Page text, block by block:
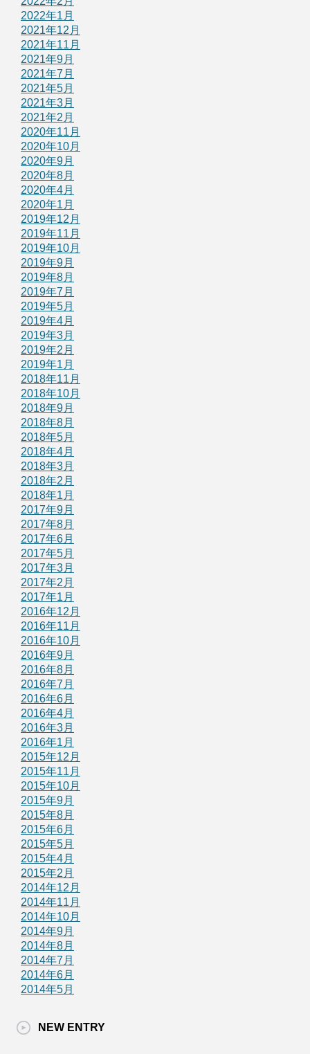
2022年1月
2021年12月
2021年11月
2021年9月
2021年7月
2021年5月
2021年3月
2021年2月
2020年11月
2020年10月
2020年9月
2020年8月
2020年4月
2020年1月
2019年12月
2019年11月
2019年10月
2019年9月
2019年8月
2019年7月
2019年5月
2019年4月
2019年3月
2019年2月
2019年1月
2018年11月
2018年10月
2018年9月
2018年8月
2018年5月
2018年4月
2018年3月
2018年2月
2018年1月
2017年9月
2017年8月
2017年6月
2017年5月
2017年3月
2017年2月
2017年1月
2016年12月
2016年11月
2016年10月
2016年9月
2016年8月
2016年7月
2016年6月
2016年4月
2016年3月
2016年1月
2015年12月
2015年11月
2015年10月
2015年9月
2015年8月
2015年6月
2015年5月
2015年4月
2015年2月
2014年12月
2014年11月
2014年10月
2014年9月
2014年8月
2014年7月
2014年6月
2014年5月
NEW ENTRY